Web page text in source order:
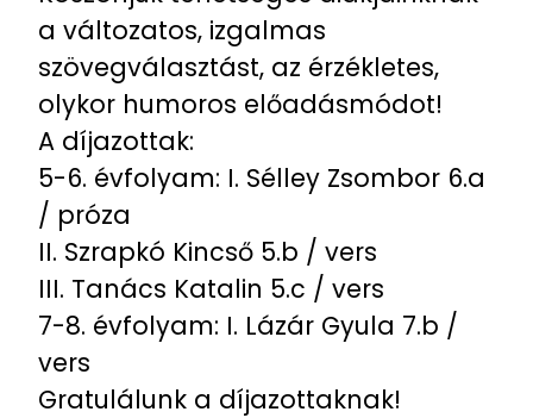
a változatos, izgalmas
szövegválasztást, az érzékletes,
olykor humoros előadásmódot!
A díjazottak:
5-6. évfolyam: I. Sélley Zsombor 6.a
/ próza
II. Szrapkó Kincső 5.b / vers
III. Tanács Katalin 5.c / vers
7-8. évfolyam: I. Lázár Gyula 7.b /
vers
Gratulálunk a díjazottaknak!